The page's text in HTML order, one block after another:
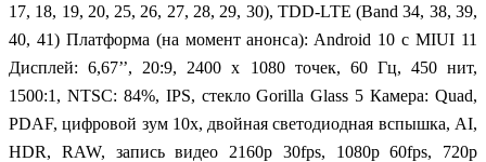
17, 18, 19, 20, 25, 26, 27, 28, 29, 30), TDD-LTE (Band 34, 38, 39,
40, 41) Платформа (на момент анонса): Android 10 с MIUI 11
Дисплей: 6,67’’, 20:9, 2400 х 1080 точек, 60 Гц, 450 нит,
1500:1, NTSC: 84%, IPS, стекло Gorilla Glass 5 Камера: Quad,
PDAF, цифровой зум 10х, двойная светодиодная вспышка, AI,
HDR, RAW, запись видео 2160р 30fps, 1080р 60fps, 720p